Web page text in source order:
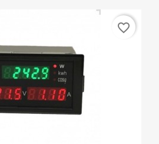
favorite_border